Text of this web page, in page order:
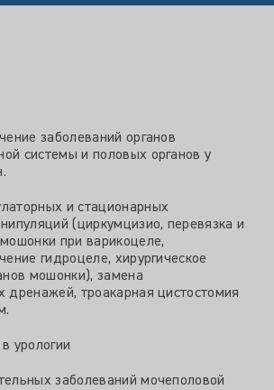
заболеваний органов
системы и половых органов у
и стационарных
(циркумцизио, перевязка и
при варикоцеле,
гидроцеле, хирургическое
мошонки), замена
дренажей, троакарная цистостомия
урологии
заболеваний мочеполовой